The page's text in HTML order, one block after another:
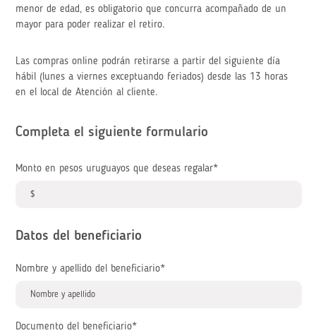
menor de edad, es obligatorio que concurra acompañado de un
mayor para poder realizar el retiro.
Las compras online podrán retirarse a partir del siguiente día
hábil (lunes a viernes exceptuando feriados) desde las 13 horas
en el local de Atención al cliente.
Completa el siguiente formulario
Monto en pesos uruguayos que deseas regalar*
Datos del beneficiario
Nombre y apellido del beneficiario*
Documento del beneficiario*